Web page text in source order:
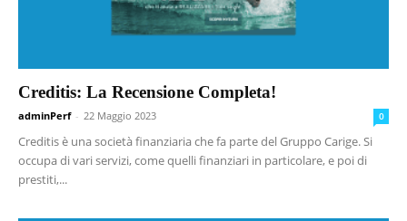
Creditis: La Recensione Completa!
adminPerf - 22 Maggio 2023 0
Creditis è una società finanziaria che fa parte del Gruppo Carige. Si
occupa di vari servizi, come quelli finanziari in particolare, e poi di
prestiti,...